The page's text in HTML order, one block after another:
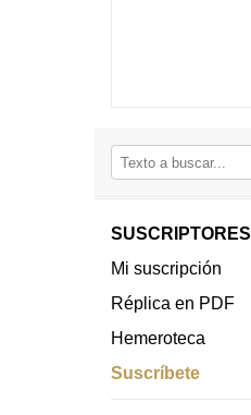
SUSCRIPTORES
Mi suscripción
Réplica en PDF
Hemeroteca
Suscríbete